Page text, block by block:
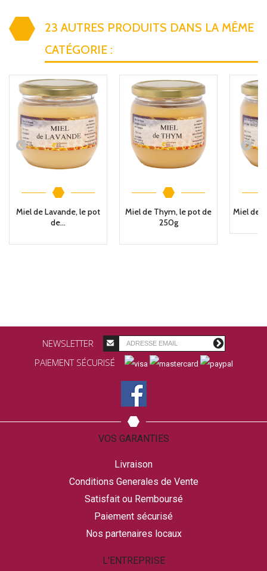
23 AUTRES PRODUITS DANS LA MÊME
CATÉGORIE :
Miel de Lavande, le pot
de...
Miel de Thym, le pot de
250g
Miel de
NEWSLETTER
PAIEMENT SÉCURISÉ
VOS GARANTIES
Livraison
Conditions Generales de Vente
Satisfait ou Remboursé
Paiement sécurisé
Nos partenaires locaux
L'ENTREPRISE